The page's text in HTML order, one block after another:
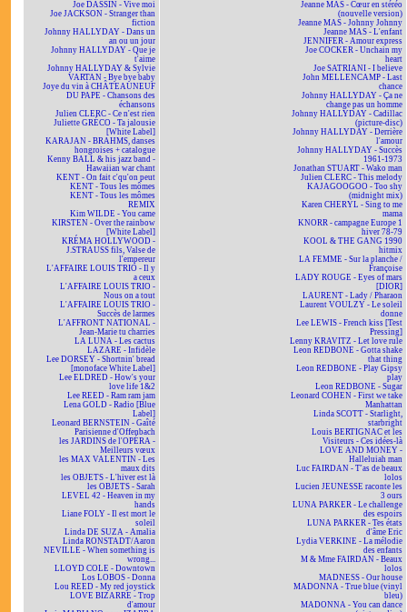
Joe DASSIN - Vive moi
Joe JACKSON - Stranger than
fiction
Johnny HALLYDAY - Dans un
an ou un jour
Johnny HALLYDAY - Que je
t'aime
Johnny HALLYDAY & Sylvie
VARTAN - Bye bye baby
Joye du vin à CHÂTEAUNEUF
DU PAPE - Chansons des
échansons
Julien CLERC - Ce n'est rien
Juliette GRÉCO - Ta jalousie
[White Label]
KARAJAN - BRAHMS, danses
hongroises + catalogue
Kenny BALL & his jazz band -
Hawaiian war chant
KENT - On fait c'qu'on peut
KENT - Tous les mômes
KENT - Tous les mômes
REMIX
Kim WILDE - You came
KIRSTEN - Over the rainbow
[White Label]
KRÉMA HOLLYWOOD -
J.STRAUSS fils, Valse de
l'empereur
L'AFFAIRE LOUIS TRIO - Il y
a ceux
L'AFFAIRE LOUIS TRIO -
Nous on a tout
L'AFFAIRE LOUIS TRIO -
Succès de larmes
L'AFFRONT NATIONAL -
Jean-Marie tu charries
LA LUNA - Les cactus
LAZARE - Infidèle
Lee DORSEY - Shortnin' bread
[monoface White Label]
Lee ELDRED - How's your
love life 1&2
Lee REED - Ram ram jam
Lena GOLD - Radio [Blue
Label]
Leonard BERNSTEIN - Gaîté
Parisienne d'Offenbach
les JARDINS de l'OPÉRA -
Meilleurs vœux
les MAX VALENTIN - Les
maux dits
les OBJETS - L'hiver est là
les OBJETS - Sarah
LEVEL 42 - Heaven in my
hands
Liane FOLY - Il est mort le
soleil
Linda DE SUZA - Amalia
Linda RONSTADT/Aaron
NEVILLE - When something is
wrong...
LLOYD COLE - Downtown
Los LOBOS - Donna
Lou REED - My red joystick
LOVE BIZARRE - Trop
d'amour
Jeanne MAS - Cœur en stéréo
(nouvelle version)
Jeanne MAS - Johnny Johnny
Jeanne MAS - L'enfant
JENNIFER - Amour express
Joe COCKER - Unchain my
heart
Joe SATRIANI - I believe
John MELLENCAMP - Last
chance
Johnny HALLYDAY - Ça ne
change pas un homme
Johnny HALLYDAY - Cadillac
(picture-disc)
Johnny HALLYDAY - Derrière
l'amour
Johnny HALLYDAY - Succès
1961-1973
Jonathan STUART - Wako man
Julien CLERC - This melody
KAJAGOOGOO - Too shy
(midnight mix)
Karen CHERYL - Sing to me
mama
KNORR - campagne Europe 1
hiver 78-79
KOOL & THE GANG 1990
hitmix
LA FEMME - Sur la planche /
Françoise
LADY ROUGE - Eyes of mars
[DIOR]
LAURENT - Lady / Pharaon
Laurent VOULZY - Le soleil
donne
Lee LEWIS - French kiss [Test
Pressing]
Lenny KRAVITZ - Let love rule
Leon REDBONE - Gotta shake
that thing
Leon REDBONE - Play Gipsy
play
Leon REDBONE - Sugar
Leonard COHEN - First we take
Manhattan
Linda SCOTT - Starlight,
starbright
Louis BERTIGNAC et les
Visiteurs - Ces idées-là
LOVE AND MONEY -
Halleluiah man
Luc FAIRDAN - T'as de beaux
lolos
Lucien JEUNESSE raconte les
3 ours
LUNA PARKER - Le challenge
des espoirs
LUNA PARKER - Tes états
d'âme Eric
Lydia VERKINE - La mélodie
des enfants
M & Mme FAIRDAN - Beaux
lolos
MADNESS - Our house
MADONNA - True blue (vinyl
bleu)
MADONNA - You can dance